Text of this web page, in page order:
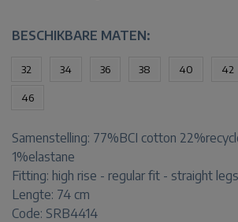
BESCHIKBARE MATEN:
32 34 36 38 40 42
46
Samenstelling: 77%BCI cotton
1%elastane
Fitting: high rise - regular fit - straight legs
Lengte: 74 cm
Code: SRB4414